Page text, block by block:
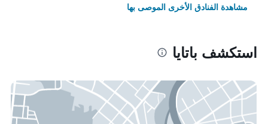
مشاهدة الفنادق الأخرى الموصى بها
استكشف باتايا